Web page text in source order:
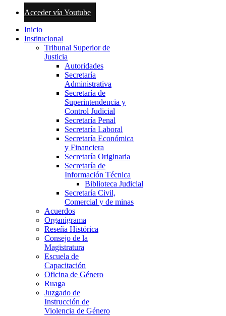
Acceder vía Youtube
Inicio
Institucional
Tribunal Superior de
Justicia
Autoridades
Secretaría
Administrativa
Secretaría de
Superintendencia y
Control Judicial
Secretaría Penal
Secretaría Laboral
Secretaría Económica
y Financiera
Secretaría Originaria
Secretaría de
Información Técnica
Biblioteca Judicial
Secretaría Civil,
Comercial y de minas
Acuerdos
Organigrama
Reseña Histórica
Consejo de la
Magistratura
Escuela de
Capacitación
Oficina de Género
Ruaga
Juzgado de
Instrucción de
Violencia de Género